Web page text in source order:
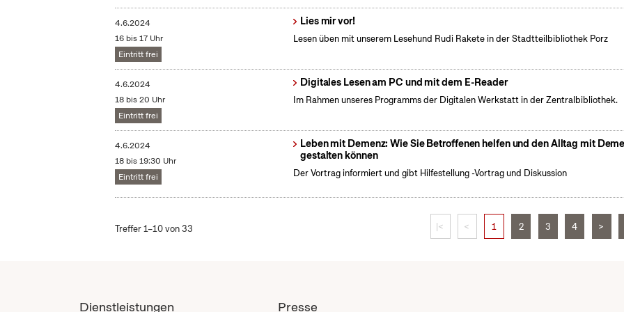
4.6.2024
16 bis 17 Uhr
Eintritt frei
Lies mir vor!
Lesen üben mit unserem Lesehund Rudi Rakete in der Stadtteilbibliothek Porz
4.6.2024
18 bis 20 Uhr
Eintritt frei
Digitales Lesen am PC und mit dem E-Reader
Im Rahmen unseres Programms der Digitalen Werkstatt in der Zentralbibliothek.
4.6.2024
18 bis 19:30 Uhr
Eintritt frei
Leben mit Demenz: Wie Sie Betroffenen helfen und den Alltag mit
gestalten können
Der Vortrag informiert und gibt Hilfestellung -Vortrag und Diskussion
Treffer 1–10 von 33 |< < 1 2 3 4 >
Dienstleistungen Presse